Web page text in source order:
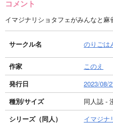
コメント
イマジナリショタフェがみんなと麻
サークル名 のりごは
作家
このえ
発行日
2023/08/
種別/サイズ
同人誌 -
シリーズ（同人）
イマジナ